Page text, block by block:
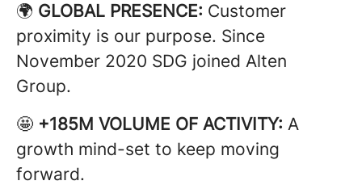
🌍 GLOBAL PRESENCE: Customer
proximity is our purpose. Since
November 2020 SDG joined Alten
Group.
🤩 +185M VOLUME OF ACTIVITY: A
growth mind-set to keep moving
forward.